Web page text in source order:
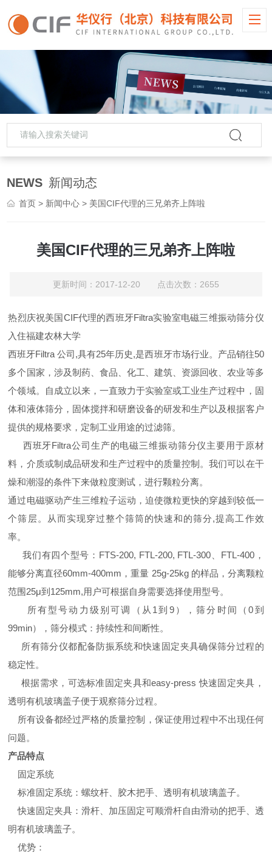
NEWS 新闻动态
首页 > 新闻中心 > 美国CIF代理的三兄弟齐上阵啦
美国CIF代理的三兄弟齐上阵啦
更新时间：2017-12-20 点击次数：2655
热烈庆祝美国CIF代理的西班牙Filtra实验室电磁三维振动筛分仪
入住福建农林大学
西班牙Filtra 公司,具有25年历史,是西班牙市场行业。产品销往50
多个国家，涉及制药、食品、化工、建筑、资源回收、农业等多
个领域。自成立以来，一直致力于实验室或工业生产过程中，固
体和液体筛分，固体搅拌和研磨设备的研发和生产以及根据客户
提供的规格要求，定制工业用途的过滤筛。
西班牙Filtra公司生产的电磁三维振动筛分仪主要用于原材
料，介质或制成品研发和生产过程中的质量控制。我们可以在干
燥和潮湿的条件下来做粒度测试，进行颗粒分离。
通过电磁驱动产生三维粒子运动，迫使微粒更快的穿越到较低一
个筛层。从而实现穿过整个筛筒的快速和的筛分,提高工作效
率。
我们有四个型号：FTS-200, FTL-200, FTL-300、FTL-400，
能够分离直径60mm-400mm，重量 25g-25kg 的样品，分离颗粒
范围25μ到125mm,用户可根据自身需要选择使用型号。
所有型号动力级别可调（从1到9），筛分时间（0到
99min），筛分模式：持续性和间断性。
所有筛分仪都配备防振系统和快速固定夹具确保筛分过程的
稳定性。
根据需求，可选标准固定夹具和easy-press 快速固定夹具，
透明有机玻璃盖子便于观察筛分过程。
所有设备都经过严格的质量控制，保证使用过程中不出现任何
问题。
产品特点
固定系统
标准固定系统：螺纹杆、胶木把手、透明有机玻璃盖子。
快速固定夹具：滑杆、加压固定可顺滑杆自由滑动的把手、透
明有机玻璃盖子。
优势：